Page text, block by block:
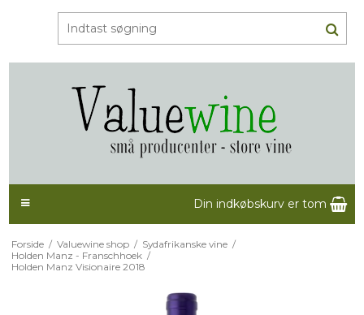
Din indkøbskurv er tom
Forside / Valuewine shop / Sydafrikanske vine /
Holden Manz - Franschhoek /
Holden Manz Visionaire 2018